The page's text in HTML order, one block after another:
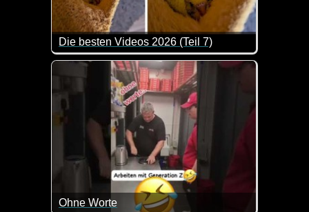
Die besten Videos 2026 (Teil 7)
Eine tolle Zusammenstellung von lustigen
Ohne Worte